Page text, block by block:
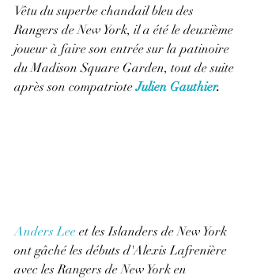
Vêtu du superbe chandail bleu des
Rangers de New York, il a été le deuxième
joueur à faire son entrée sur la patinoire
du Madison Square Garden, tout de suite
après son compatriote Julien Gauthier.
Anders Lee et les Islanders de New York
ont gâché les débuts d'Alexis Lafrenière
avec les Rangers de New York en